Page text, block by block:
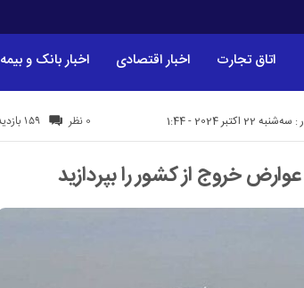
اتاق تجارت اخبار اقتصادی اخبار بانک و بیمه
اکتبر 2024 - 1:44 159 بازدید 0 نظر
خروج از کشور را بپردازید